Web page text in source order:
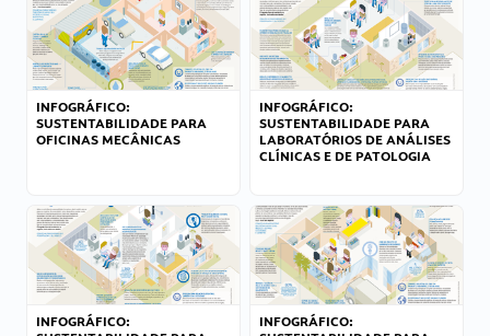
INFOGRÁFICO:
SUSTENTABILIDADE PARA
OFICINAS MECÂNICAS
INFOGRÁFICO:
SUSTENTABILIDADE PARA
LABORATÓRIOS DE ANÁLISES
CLÍNICAS E DE PATOLOGIA
INFOGRÁFICO:
INFOGRÁFICO: